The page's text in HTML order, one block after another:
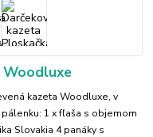
Woodluxe
kazeta Woodluxe, v
1 x fľaša s objemom
Slovakia 4 panáky s